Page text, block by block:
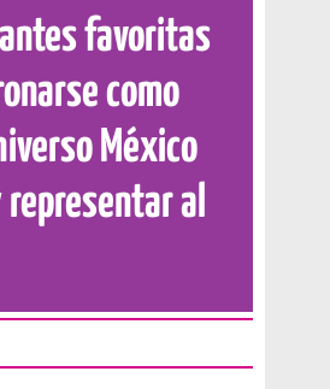
favoritas
como
México
representar al